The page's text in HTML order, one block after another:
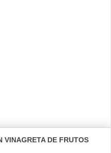
VINAGRETA DE FRUTOS